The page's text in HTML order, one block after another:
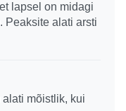
lapsel on midagi
Peaksite alati arsti
alati mõistlik, kui